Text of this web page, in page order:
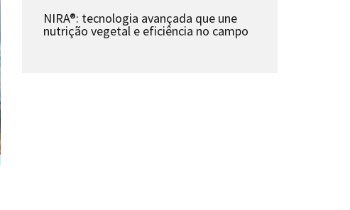
NIRA®: tecnologia avançada que une
nutrição vegetal e eficiência no campo